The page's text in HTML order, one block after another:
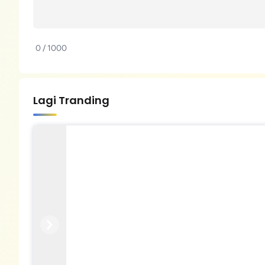
0 / 1000
Lagi Tranding